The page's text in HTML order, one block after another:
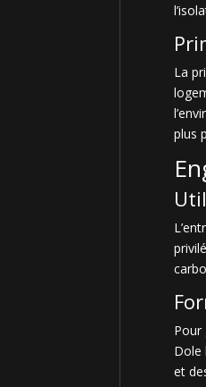
La
plus
Pour
Dole
et